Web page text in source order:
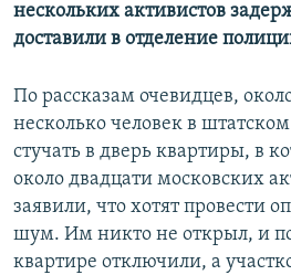
нескольких активистов
доставили в отделение
По рассказам очевидцев,
несколько человек в
стучать в дверь квартиры, в
около двадцати московских
заявили, что хотят провести
шум. Им никто не открыл, и
квартире отключили, а